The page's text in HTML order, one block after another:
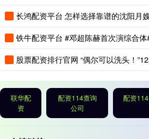
长鸿配资平台 怎样选择靠谱的沈阳月
联华配
资
配资114查询
公司
配资